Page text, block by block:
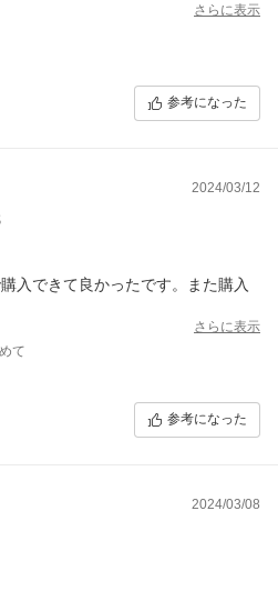
りますので違いを感じます。
心地が良いです。また購入したい
特に腹まわり）、ワンサイズ小さ
さらに表示
参考になった
2024/03/12
入できて良かったです。また購入
さらに表示
て
参考になった
2024/03/08